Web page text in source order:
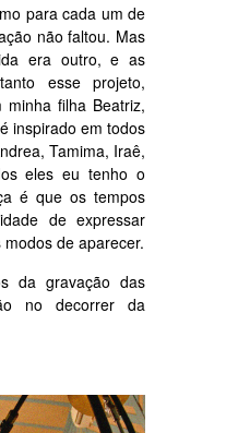
para cada um de
não faltou. Mas
era outro, e as
esse projeto,
filha Beatriz,
inspirado em todos
Tamima, Iraê,
eles eu tenho o
é que os tempos
de expressar
de aparecer.
da gravação das
no decorrer da